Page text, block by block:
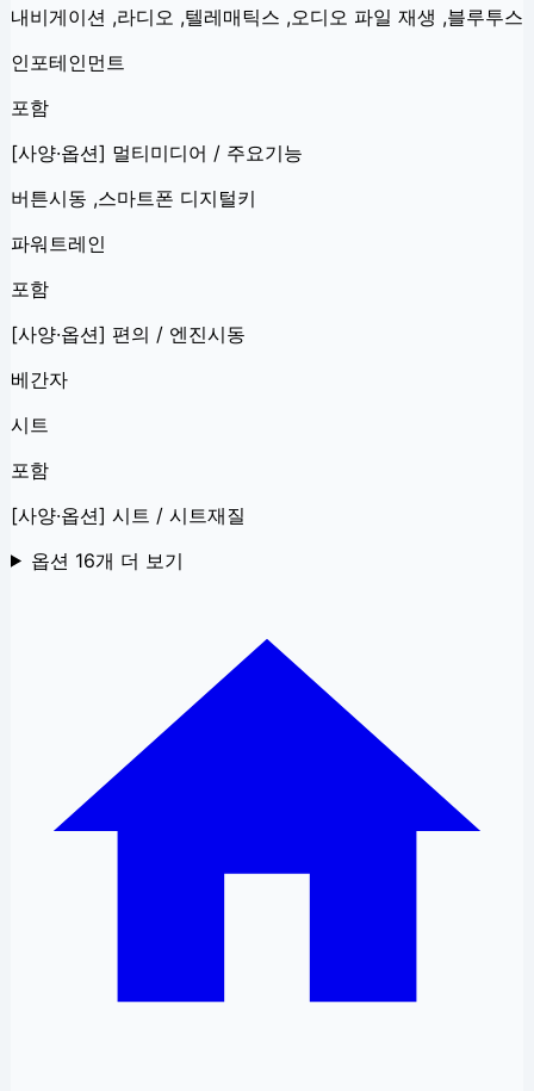
내비게이션 ,라디오 ,텔레매틱스 ,오디오 파일 재생 ,블루투스
인포테인먼트
포함
[사양·옵션] 멀티미디어 / 주요기능
버튼시동 ,스마트폰 디지털키
파워트레인
포함
[사양·옵션] 편의 / 엔진시동
베간자
시트
포함
[사양·옵션] 시트 / 시트재질
옵션 16개 더 보기